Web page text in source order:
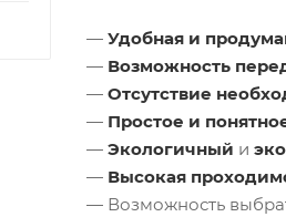
— Удобная и
— Возможность
— Отсутствие
— Простое и
— Экологичный и
— Высокая
— Возможность